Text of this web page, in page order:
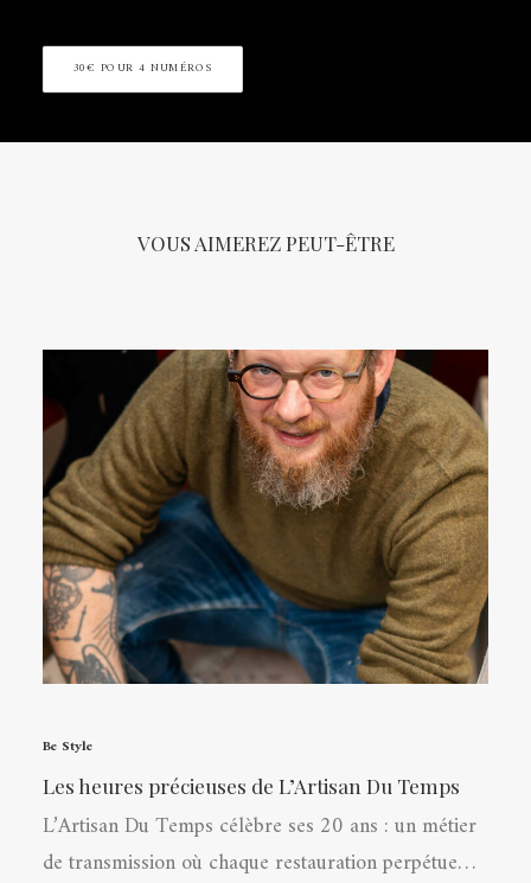
30€ POUR 4 NUMÉROS
VOUS AIMEREZ PEUT-ÊTRE
Be Style
Les heures précieuses de L’Artisan Du Temps
L’Artisan Du Temps célèbre ses 20 ans : un métier
de transmission où chaque restauration perpétue…